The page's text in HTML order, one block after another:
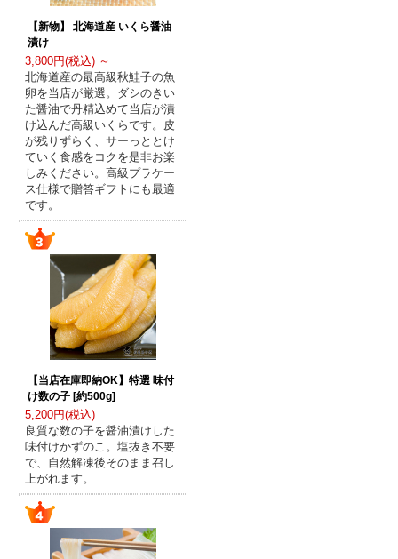
【新物】 北海道産 いくら醤油
漬け
3,800円(税込) ～
北海道産の最高級秋鮭子の魚
卵を当店が厳選。ダシのきい
た醤油で丹精込めて当店が漬
け込んだ高級いくらです。皮
が残りずらく、サーっととけ
ていく食感をコクを是非お楽
しみください。高級プラケー
ス仕様で贈答ギフトにも最適
です。
【当店在庫即納OK】特選 味付
け数の子 [約500g]
5,200円(税込)
良質な数の子を醤油漬けした
味付けかずのこ。塩抜き不要
で、自然解凍後そのまま召し
上がれます。